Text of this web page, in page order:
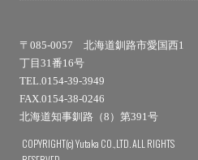
〒085-0057 北海道釧路市愛国西1
丁目31番16号
TEL.0154-39-3949
FAX.0154-38-0246
北海道知事釧路（8）第391号
COPYRIGHT(c) Yutaka CO.,LTD. ALL RIGHTS